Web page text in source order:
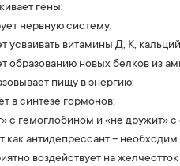
гены;
нервную систему;
усваивать витамины Д, К,
образованию новых белков из
пищу в энергию;
в синтезе гормонов;
с гемоглобином и «не дружит» с
как антидепрессант –
воздействует на